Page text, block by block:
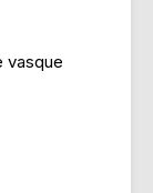
vasque